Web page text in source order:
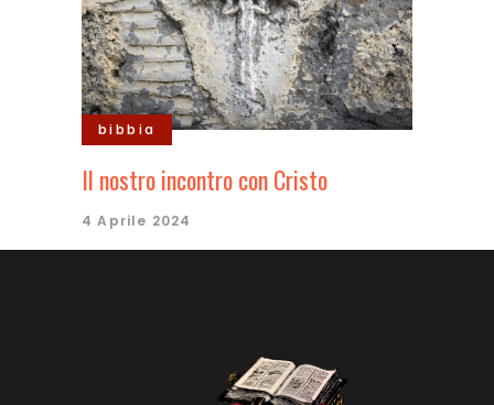
bibbia
Il nostro incontro con Cristo
4 Aprile 2024